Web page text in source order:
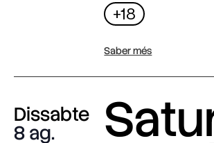
+18
Saber més
Dissabte
8 ag.